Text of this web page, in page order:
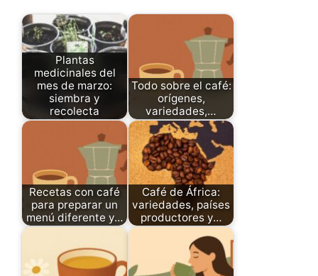
Plantas
medicinales del
mes de marzo:
siembra y
recolecta
Todo sobre el café:
orígenes,
variedades,…
Recetas con café
para preparar un
menú diferente y…
Café de África:
variedades, países
productores y…